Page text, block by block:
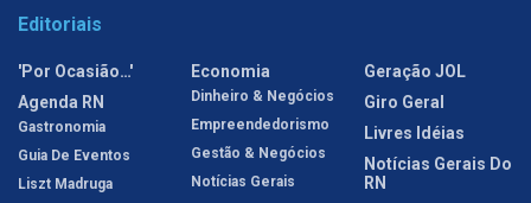
Editoriais
'Por Ocasião…'
Agenda RN
Gastronomia
Guia De Eventos
Liszt Madruga
Economia
Dinheiro & Negócios
Empreendedorismo
Gestão & Negócios
Notícias Gerais
Geração JOL
Giro Geral
Livres Idéias
Notícias Gerais Do
RN